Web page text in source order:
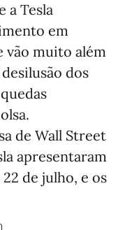
a Tesla
em
vão muito além
dos
de Wall Street
apresentaram
de julho, e os